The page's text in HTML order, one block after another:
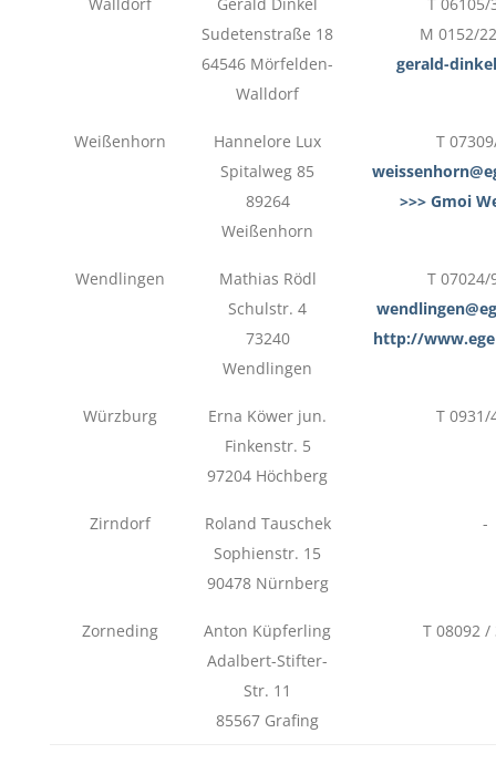
Sudetenstraße 18
64546 Mörfelden-
Walldorf
M 0152/
gerald-
Weißenhorn
Hannelore Lux
Spitalweg 85
89264
Weißenhorn
T
>>> Gmoi
Wendlingen
Mathias Rödl
Schulstr. 4
73240
Wendlingen
T 07024/
http://
Würzburg
Erna Köwer jun.
Finkenstr. 5
97204 Höchberg
T 0931/
Zirndorf
Roland Tauschek
Sophienstr. 15
90478 Nürnberg
-
Zorneding
Anton Küpferling
Adalbert-Stifter-
Str. 11
85567 Grafing
T 08092 /